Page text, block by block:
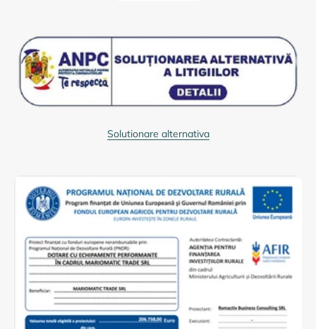
Solutionare alternativa